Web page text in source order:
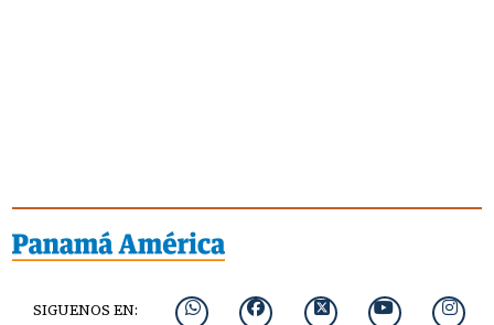
SIGUENOS EN: